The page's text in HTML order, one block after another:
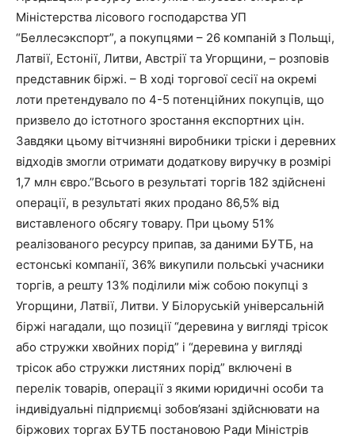
Міністерства лісового господарства УП
“Беллесэкспорт”, а покупцями – 26 компаній з Польщі,
Латвії, Естонії, Литви, Австрії та Угорщини, – розповів
представник біржі. – В ході торгової сесії на окремі
лоти претендувало по 4-5 потенційних покупців, що
призвело до істотного зростання експортних цін.
Завдяки цьому вітчизняні виробники тріски і деревних
відходів змогли отримати додаткову виручку в розмірі
1,7 млн євро.”Всього в результаті торгів 182 здійснені
операції, в результаті яких продано 86,5% від
виставленого обсягу товару. При цьому 51%
реалізованого ресурсу припав, за даними БУТБ, на
естонські компанії, 36% викупили польські учасники
торгів, а решту 13% поділили між собою покупці з
Угорщини, Латвії, Литви. У Білоруській універсальній
біржі нагадали, що позиції “деревина у вигляді трісок
або стружки хвойних порід” і “деревина у вигляді
трісок або стружки листяних порід” включені в
перелік товарів, операції з якими юридичні особи та
індивідуальні підприємці зобов’язані здійснювати на
біржових торгах БУТБ постановою Ради Міністрів